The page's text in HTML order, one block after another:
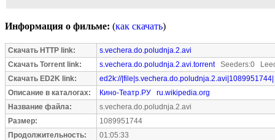
Информация о фильме: (как скачать)
Скачать HTTP link:
s.vechera.do.poludnja.2.avi
Скачать Torrent link:
s.vechera.do.poludnja.2.avi.torrentSeeders:0
Скачать ED2K link:
ed2k://|file|s.vechera.do.poludnja.2.avi|1089951744|
Описание в каталогах:
Кино-Театр.РУ
ru.wikipedia.org
Название файла:
s.vechera.do.poludnja.2.avi
Размер:
1089951744
Продолжительность:
01:05:33